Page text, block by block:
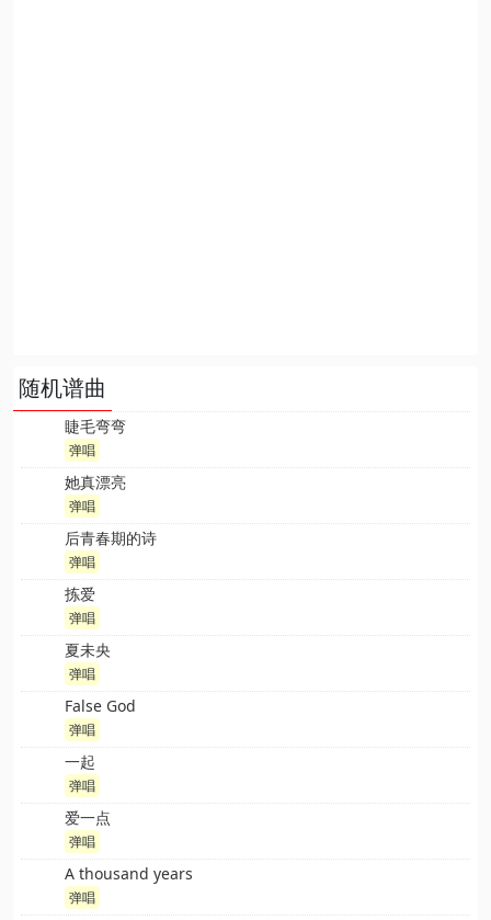
随机谱曲
睫毛弯弯
弹唱
她真漂亮
弹唱
后青春期的诗
弹唱
拣爱
弹唱
夏未央
弹唱
False God
弹唱
一起
弹唱
爱一点
弹唱
A thousand years
弹唱